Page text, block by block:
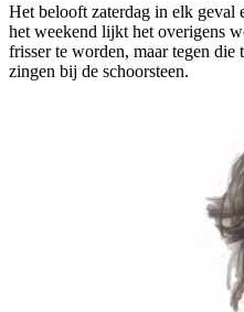
Het belooft zaterdag in elk geval
het weekend lijkt het overigens
frisser te worden, maar tegen
zingen bij de schoorsteen.